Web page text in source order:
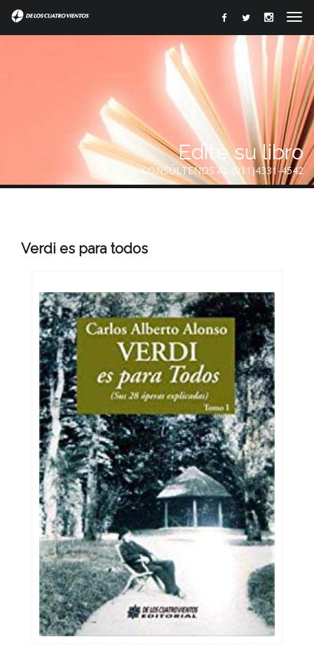
Edite su libro
CONSÚLTENOS AL (011)4331-4542
Verdi es para todos